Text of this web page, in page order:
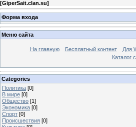
[GiperSait.clan.su]
Форма входа
Меню сайта
На главную Бесплатный контент Для
Каталог
Categories
Политика [0]
В мире [0]
Общество [1]
Экономика [0]
Спорт [0]
Происшествия [0]